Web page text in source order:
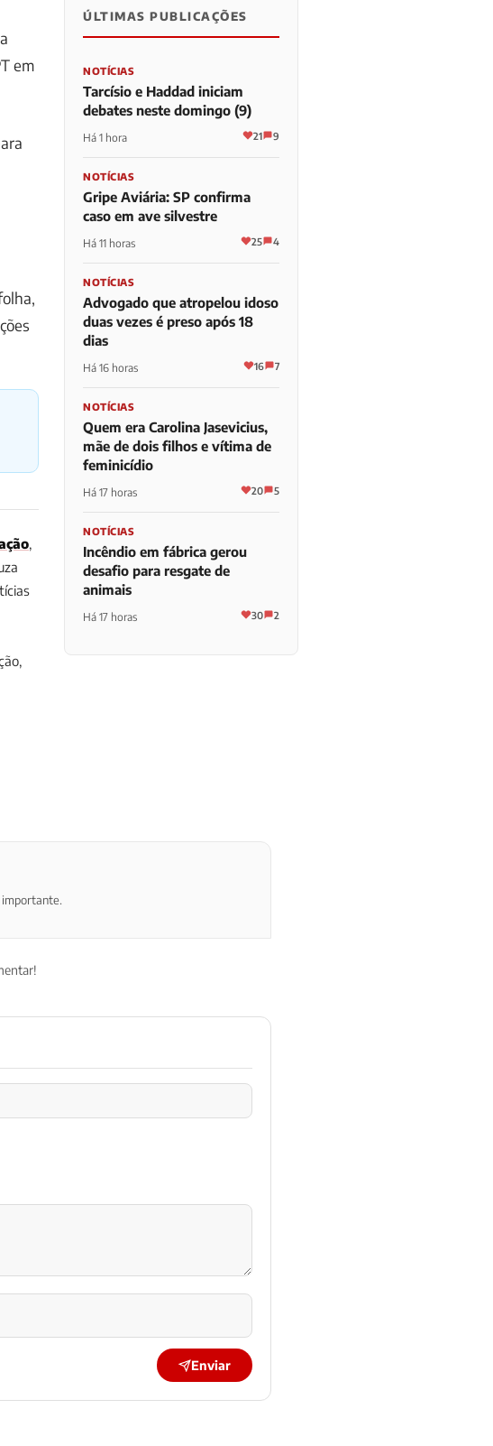
em
,
ÚLTIMAS PUBLICAÇÕES
NOTÍCIAS
Tarcísio e Haddad iniciam
debates neste domingo (9)
Há 1 hora 21 9
NOTÍCIAS
Gripe Aviária: SP confirma
caso em ave silvestre
Há 11 horas 25 4
NOTÍCIAS
Advogado que atropelou idoso
duas vezes é preso após 18
dias
Há 16 horas 16 7
NOTÍCIAS
Quem era Carolina Jasevicius,
mãe de dois filhos e vítima de
feminicídio
Há 17 horas 20 5
NOTÍCIAS
Incêndio em fábrica gerou
desafio para resgate de
animais
Há 17 horas 30 2
importante.
Enviar